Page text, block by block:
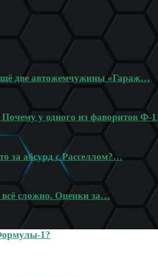
две автожемчужины «Гараж…
Почему у одного из фаворитов Ф-
за абсурд с Расселлом?…
сложно. Оценки за…
1?